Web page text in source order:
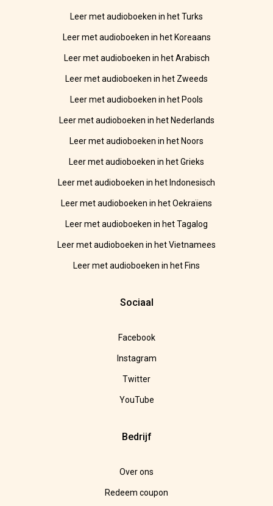
Leer met audioboeken in het Turks
Leer met audioboeken in het Koreaans
Leer met audioboeken in het Arabisch
Leer met audioboeken in het Zweeds
Leer met audioboeken in het Pools
Leer met audioboeken in het Nederlands
Leer met audioboeken in het Noors
Leer met audioboeken in het Grieks
Leer met audioboeken in het Indonesisch
Leer met audioboeken in het Oekraïens
Leer met audioboeken in het Tagalog
Leer met audioboeken in het Vietnamees
Leer met audioboeken in het Fins
Sociaal
Facebook
Instagram
Twitter
YouTube
Bedrijf
Over ons
Redeem coupon